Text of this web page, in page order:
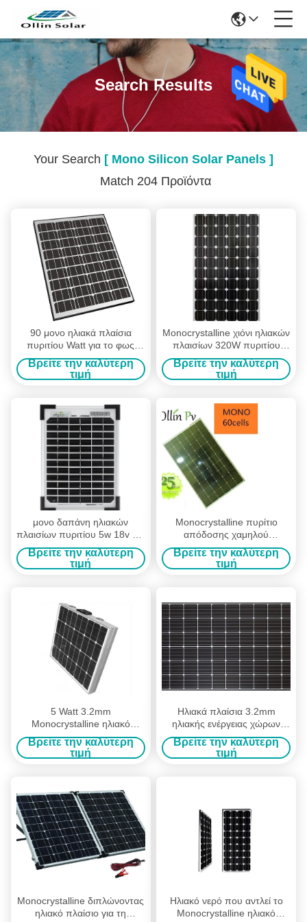
Search Results
Your Search [ Mono Silicon Solar Panels ]
Match 204 Προϊόντα
90 μονο ηλιακά πλαίσια
πυριτίου Watt για το φως
σημάτων κυκλοφορίας
συστημάτων παραγωγής
Βρείτε την καλύτερη
τιμή
Monocrystalline χιόνι ηλιακών
πλαισίων 320W πυριτίου
συστημάτων στεγών
ξενοδοχείων ανθεκτικό
Βρείτε την καλύτερη
τιμή
μονο δαπάνη ηλιακών
πλαισίων πυριτίου 5w 18v για
τους φωτεινούς σηματοδότες
ηλιακού πλαισίου
ναυπηγείων
Βρείτε την καλύτερη
τιμή
Monocrystalline πυρίτιο
απόδοσης χαμηλού
φωτισμού ηλιακό πλαίσιο
κυττάρων/280 Watt
Βρείτε την καλύτερη
τιμή
5 Watt 3.2mm
Monocrystalline ηλιακό
πλαίσιο πυριτίου 18v που
χρεώνει για την ηλιακή
ακολουθώντας συσκευή
Βρείτε την καλύτερη
τιμή
Ηλιακά πλαίσια 3.2mm
ηλιακής ενέργειας χώρων
στάθμευσης υψηλό
μετριασμένο μετάδοση
μπροστινό γυαλί
Βρείτε την καλύτερη
τιμή
Monocrystalline διπλώνοντας
ηλιακό πλαίσιο για τη
Ηλιακό νερό που αντλεί το
Monocrystalline ηλιακό